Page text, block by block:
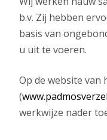
b.v. Zij hebben
basis van
u uit te voeren.
Op de website
(
werkwijze nader